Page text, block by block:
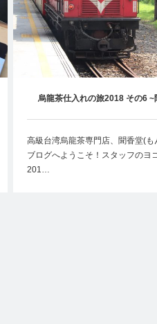
烏龍茶仕入れの旅2018 その6 ~
高級台湾烏龍茶専門店、聞香堂(も
ブログへようこそ！スタッフのヨ
201…